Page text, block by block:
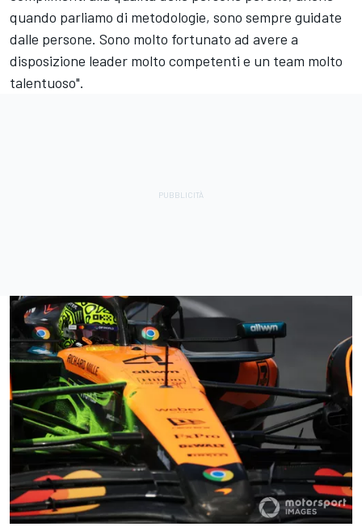
quando parliamo di metodologie, sono sempre guidate
dalle persone. Sono molto fortunato ad avere a
disposizione leader molto competenti e un team molto
talentuoso".